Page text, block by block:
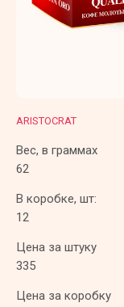
ARISTOCRAT
Вес, в граммах
62
В коробке, шт:
12
Цена за штуку
335
Цена за коробку